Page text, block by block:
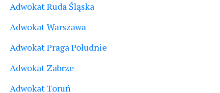
Adwokat Ruda Śląska
Adwokat Warszawa
Adwokat Praga Południe
Adwokat Zabrze
Adwokat Toruń